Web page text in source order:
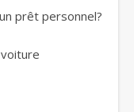
prêt personnel?